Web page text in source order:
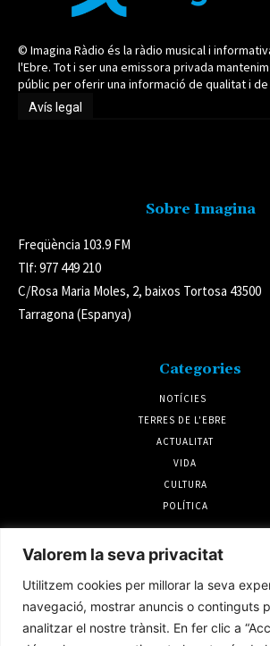
Valorem la seva privacitat
Utilitzem cookies per millorar la seva
navegació, mostrar anuncis o continguts
analitzar el nostre trànsit. En fer clic a
© Imagina Ràdio és la ràdio musical i
l'Ebre. Tot i ser una emissora privada
públic per oferir una informació de qualitat i
Avís legal
Sobre Imagina
Freqüència 103.9 FM
Tlf: 977 449 210
C/Rosa Maria Moles, 2, baixos Tortosa 43500
Tarragona (Espanya)
Categories
NOTÍCIES
TERRES DE L'EBRE
ACTUALITAT
VIDA
CULTURA
POLÍTICA
L’Observatori de l’Ebre lidera de nou la
recerca sobre l’astre rei en el segon
solar total de la seva història
5 agost 2026